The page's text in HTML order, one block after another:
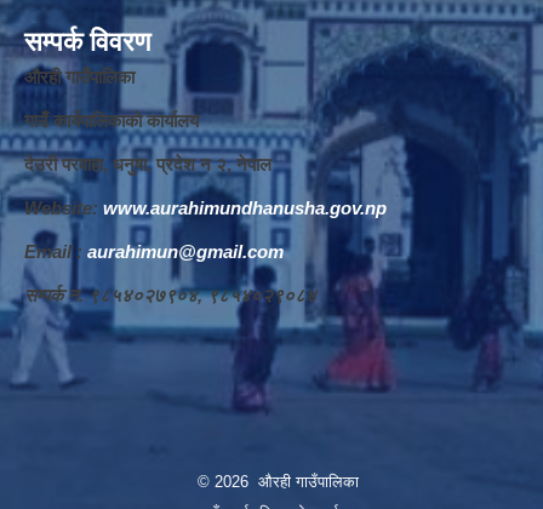
सम्पर्क विवरण
औरही गाउँपालिका
गाउँ कार्यपालिकाको कार्यालय
देउरी परवाहा, धनुषा, प्रदेश न‌‍ २, नेपाल
Website: www.aurahimundhanusha.gov.np
Email : aurahimun@gmail.com
सम्पर्क न‌‍. ९८५४०२७९०४, ९८५४०२९०८४
© 2026 औरही गाउँपालिका